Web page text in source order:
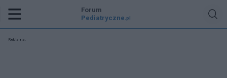
Forum
Pediatryczne .pl
Reklama: